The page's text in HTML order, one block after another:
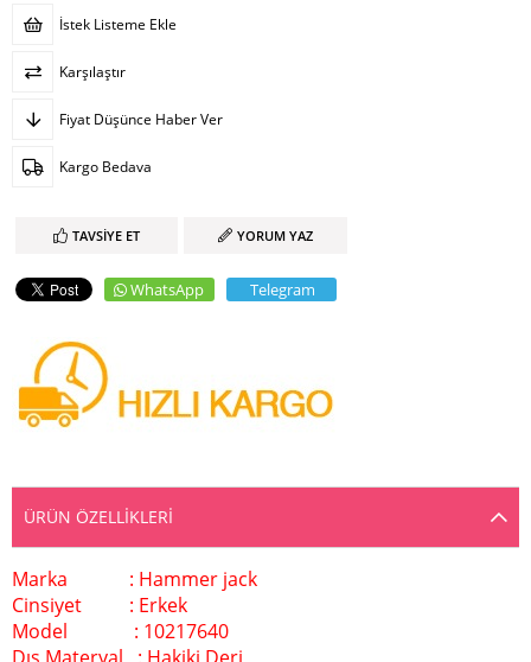
İstek Listeme Ekle
Karşılaştır
Fiyat Düşünce Haber Ver
Kargo Bedava
TAVSIYE ET YORUM YAZ
WhatsApp Telegram
ÜRÜN ÖZELLIKLERI
Marka : Hammer jack
Cinsiyet : Erkek
Model : 10217640